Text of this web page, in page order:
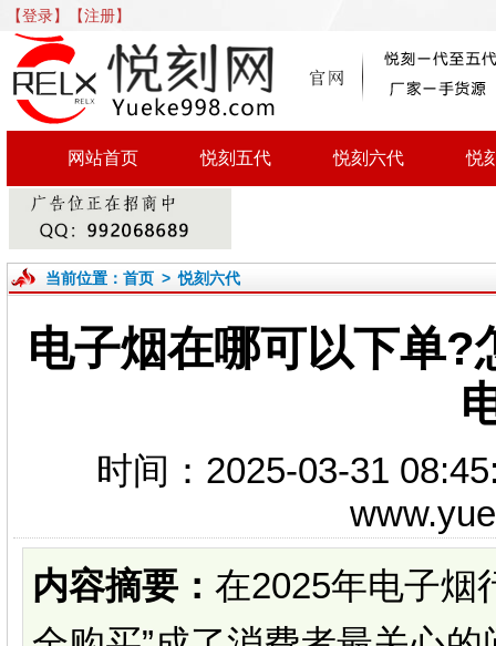
【登录】 【注册】
网站首页 悦刻五代 悦刻六代 悦
当前位置： 首页>悦刻六代
电子烟在哪可以下单?
时间：2025-03-31
内容摘要： 在2025年电子烟